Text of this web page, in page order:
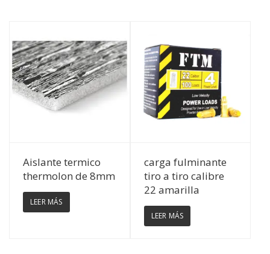
Ver Detalles
Aislante termico
thermolon de 8mm
LEER MÁS
Ver Detalles
carga fulminante
tiro a tiro calibre
22 amarilla
LEER MÁS